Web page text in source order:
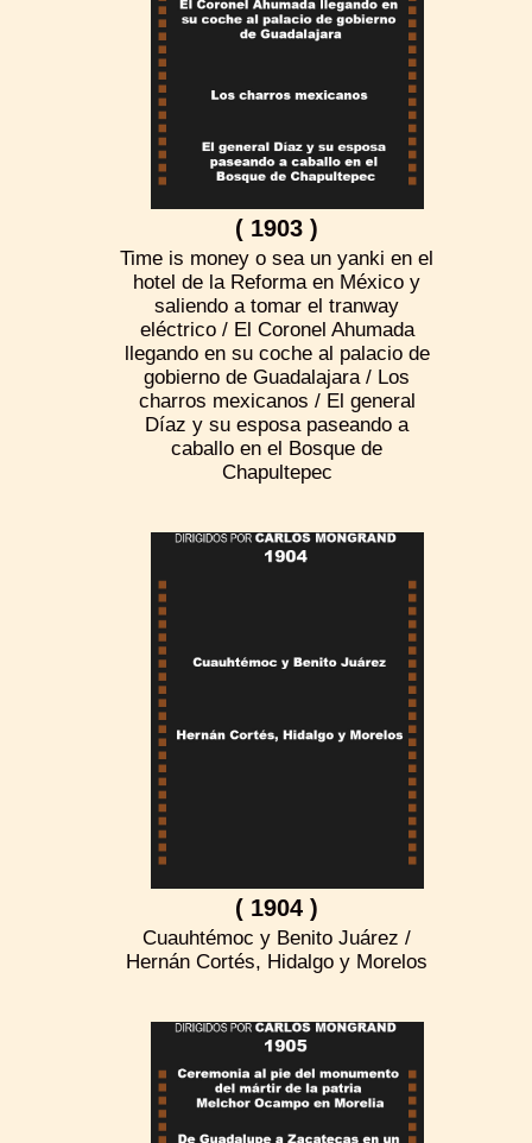
( 1903 )
Time is money o sea un yanki en el
hotel de la Reforma en México y
saliendo a tomar el tranway
eléctrico / El Coronel Ahumada
llegando en su coche al palacio de
gobierno de Guadalajara / Los
charros mexicanos / El general
Díaz y su esposa paseando a
caballo en el Bosque de
Chapultepec
( 1904 )
Cuauhtémoc y Benito Juárez /
Hernán Cortés, Hidalgo y Morelos